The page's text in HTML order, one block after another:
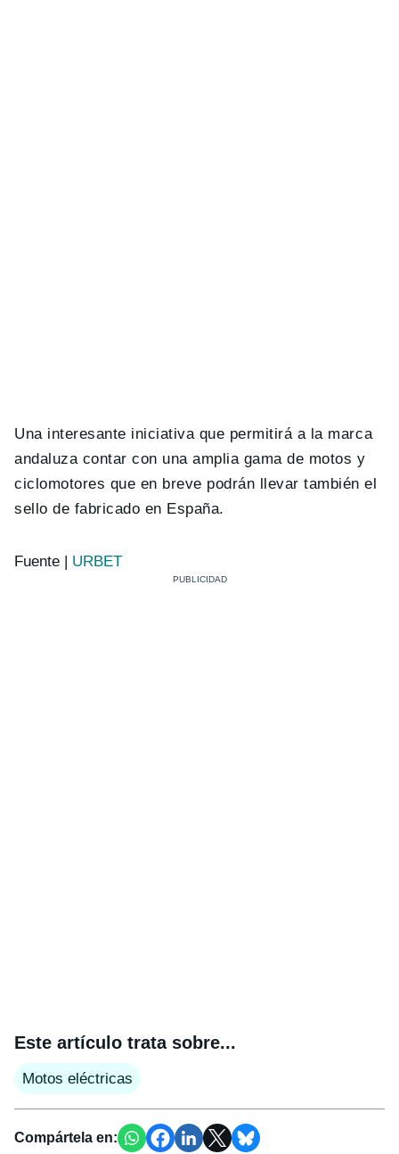
Una interesante iniciativa que permitirá a la marca
andaluza contar con una amplia gama de motos y
ciclomotores que en breve podrán llevar también el
sello de fabricado en España.
Fuente | URBET
Este artículo trata sobre...
Motos eléctricas
Compártela en: